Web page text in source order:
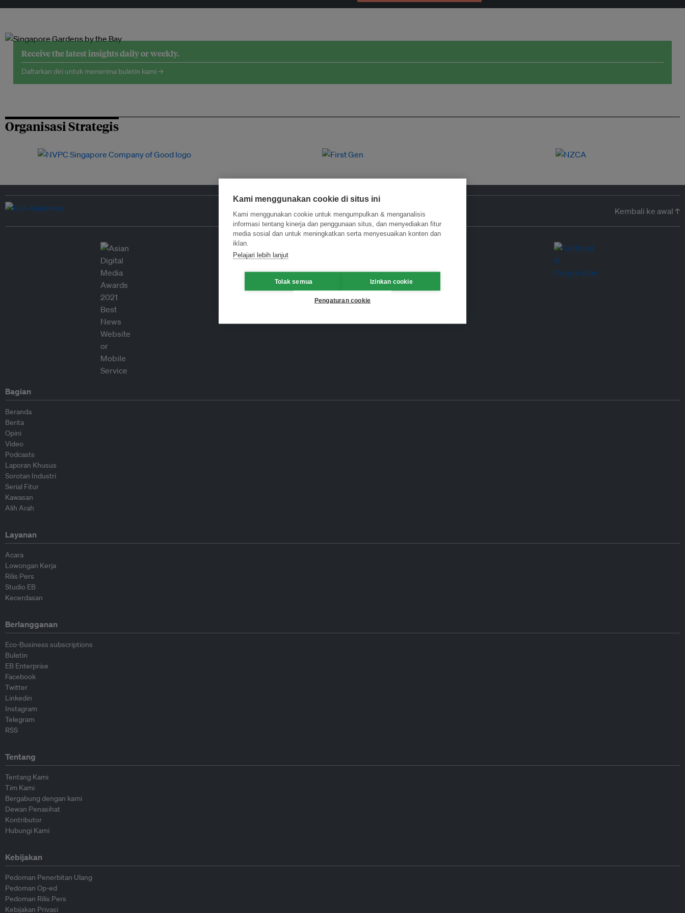
Receive the latest insights daily or weekly.
Daftarkan diri untuk menerima buletin kami →
Organisasi Strategis
Kembali ke awal ↑
Bagian
Beranda
Berita
Opini
Video
Podcasts
Laporan Khusus
Sorotan Industri
Serial Fitur
Kawasan
Alih Arah
Layanan
Acara
Lowongan Kerja
Rilis Pers
Studio EB
Kecerdasan
Berlangganan
Eco-Business subscriptions
Buletin
EB Enterprise
Facebook
Twitter
Linkedin
Instagram
Telegram
RSS
Tentang
Tentang Kami
Tim Kami
Bergabung dengan kami
Dewan Penasihat
Kontributor
Hubungi Kami
Kebijakan
Pedoman Penerbitan Ulang
Pedoman Op-ed
Pedoman Rilis Pers
Kebijakan Privasi
Kami menggunakan cookie di situs ini
Kami menggunakan cookie untuk mengumpulkan & menganalisis
informasi tentang kinerja dan penggunaan situs, dan menyediakan fitur
media sosial dan untuk meningkatkan serta menyesuaikan konten dan
iklan.
Pelajari lebih lanjut
Tolak semua Izinkan cookie
Pengaturan cookie